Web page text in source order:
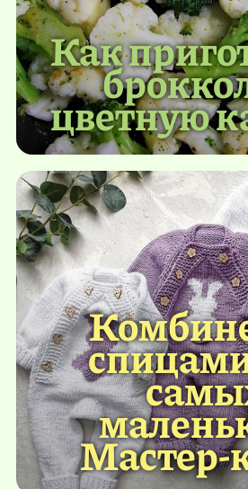
Как
цветную
Мастер-